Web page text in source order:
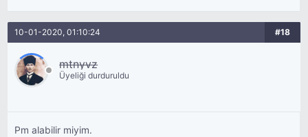
10-01-2020, 01:10:24 #18
mtnyvz
Üyeliği durduruldu
Pm alabilir miyim.